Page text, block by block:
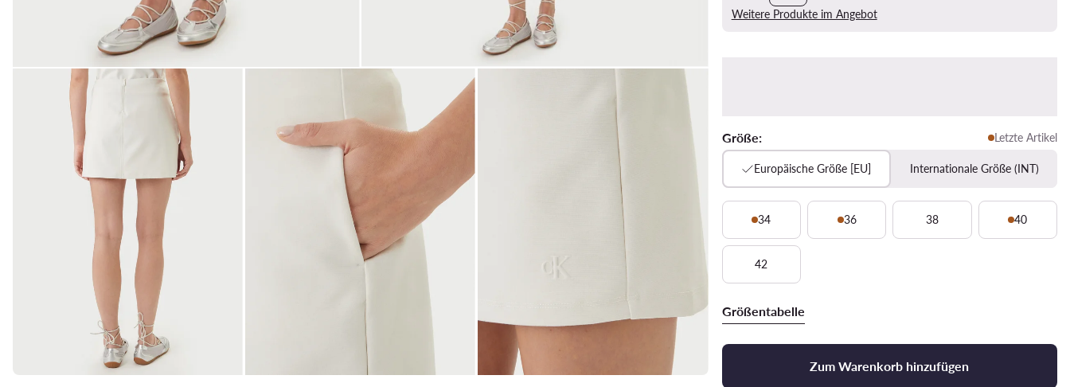
Weitere Produkte im Angebot
Größe: Letzte Artikel
Europäische Größe [EU] Internationale Größe (INT)
34 36 38 40
42
Größentabelle
Zum Warenkorb hinzufügen